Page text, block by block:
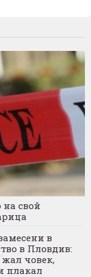
на свой
в
в Пловдив:
човек,
плакал